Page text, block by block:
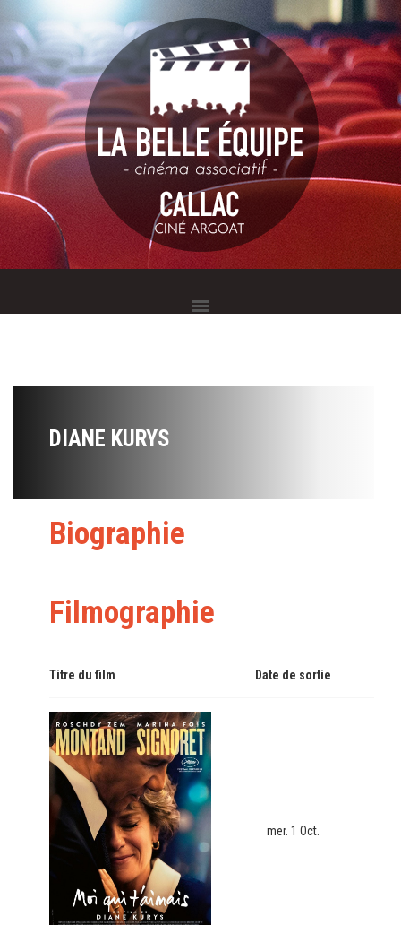
DIANE KURYS
Biographie
Filmographie
Titre du film Date de sortie
mer. 1 Oct.